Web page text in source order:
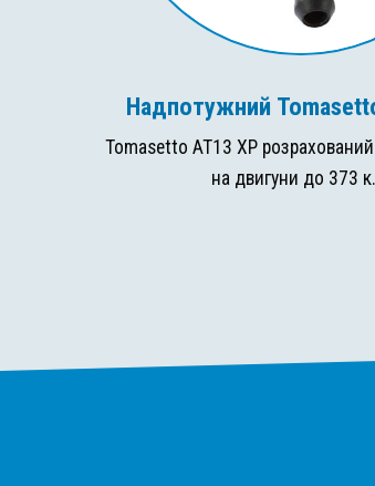
Надпотужний
Tomasetto AT13 XP
на двигуни до 373